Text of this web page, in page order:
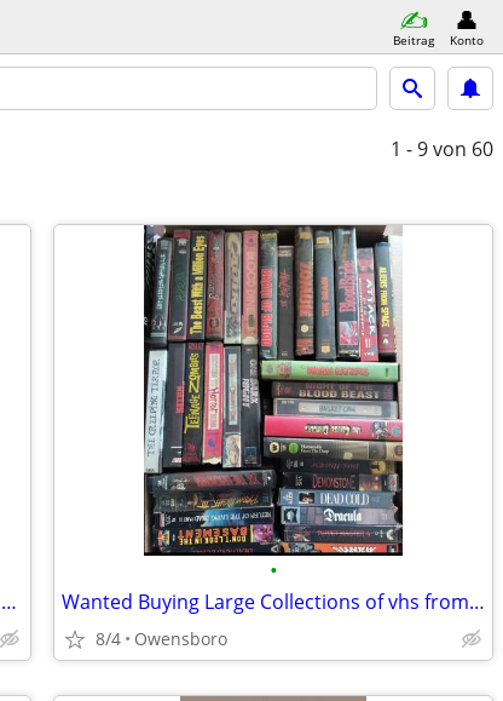
Beitrag Konto
1 - 9von 60
Cash paid for pulps,pulp fiction magazines and Comics
•
Wanted Buying Large Collections of vhs from old video rentals
8/4 Owensboro